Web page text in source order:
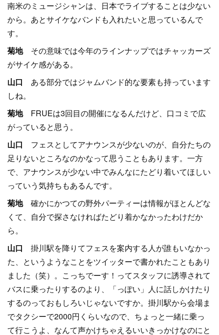
南米のミュージシャンは、日本でライブすることは少ない
から。あとサイケなバンドも入れたいと思っているんで
す。
菊地その意味では今年のラインナップではチャッカーズ
がサイケ感がある。
山口 ある部分ではジャムバンド的な要素も持っています
しね。
菊地FRUEは3回目の開催になるんだけど、口コミで広
がっていると思う。
山口 フェスとしてアナウンスが少ないのが、自分たちの
足りないところなのかなって思うこともあります。一方
で、アナウンスが少ない中でみんなにたどり着いてほしい
っていう気持ちもあるんです。
菊地確かにかつての野外パーティーは情報がほとんどな
くて、自分で探さなければたどり着かなかったわけだか
ら。
山口 掛川駅を降りてフェスを案内する人が誰もいなかっ
た、というようなことをツイッターで書かれたこともあり
ました（笑）。こっちでーす！ってスタッフに誘導されて
バスに乗ったりするのより、「っぽい」人に話しかけたり
するのっておもしろいじゃないですか。掛川駅から会場ま
でタクシーで2000円くらいなので、ちょっと一緒に乗っ
て行こうよ、なんて声かけちゃえるいいきっかけなのにと